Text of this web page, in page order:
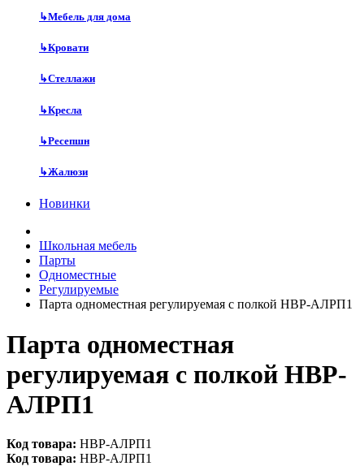
↳Мебель для дома
↳Кровати
↳Стеллажи
↳Кресла
↳Ресепшн
↳Жалюзи
Новинки
Школьная мебель
Парты
Одноместные
Регулируемые
Парта одноместная регулируемая с полкой НВР-АЛРП1
Парта одноместная
регулируемая с полкой НВР-
АЛРП1
Код товара: НВР-АЛРП1
Код товара: НВР-АЛРП1